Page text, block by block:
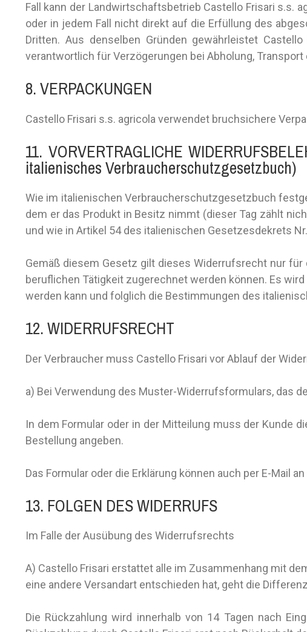
Fall kann der Landwirtschaftsbetrieb Castello Frisari s.s.
oder in jedem Fall nicht direkt auf die Erfüllung des
Dritten. Aus denselben Gründen gewährleistet
verantwortlich für Verzögerungen bei Abholung,
8. VERPACKUNGEN
Castello Frisari s.s. agricola verwendet bruchsichere
11. VORVERTRAGLICHE
italienisches Verbraucherschutzgesetzbuch)
Wie im italienischen Verbraucherschutzgesetzbuch
dem er das Produkt in Besitz nimmt (dieser Tag zählt
und wie in Artikel 54 des italienischen Gesetzesdekrets
Gemäß diesem Gesetz gilt dieses Widerrufsrecht nur
beruflichen Tätigkeit zugerechnet werden können. Es
werden kann und folglich die Bestimmungen des
12. WIDERRUFSRECHT
Der Verbraucher muss Castello Frisari vor Ablauf der
a) Bei Verwendung des Muster-Widerrufsformulars, das
In dem Formular oder in der Mitteilung muss der Kunde
Bestellung angeben.
Das Formular oder die Erklärung können auch per E-Mail
13. FOLGEN DES WIDERRUFS
Im Falle der Ausübung des Widerrufsrechts
A) Castello Frisari erstattet alle im Zusammenhang mit
eine andere Versandart entschieden hat, geht die
Die Rückzahlung wird innerhalb von 14 Tagen nach